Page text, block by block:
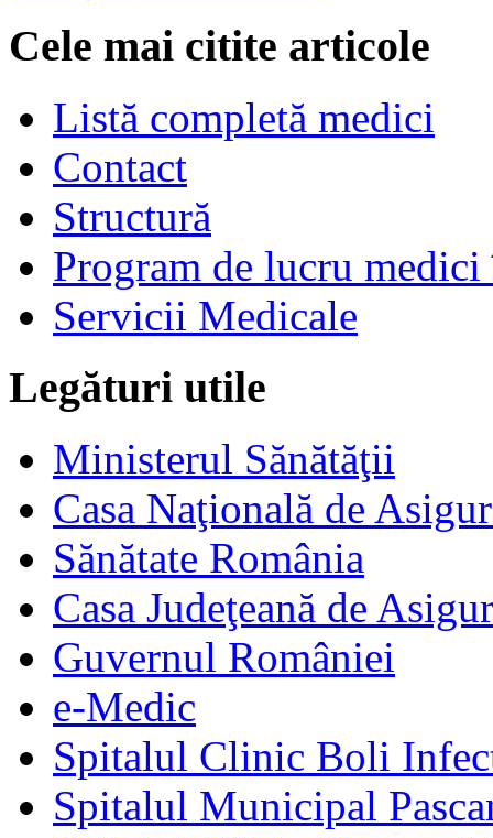
Cele mai citite articole
Listă completă medici
Contact
Structură
Program de lucru
Servicii Medicale
Legături utile
Ministerul Sănătăţii
Casa Naţională de
Sănătate România
Casa Judeţeană de
Guvernul României
e-Medic
Spitalul Clinic Boli
Spitalul Municipal